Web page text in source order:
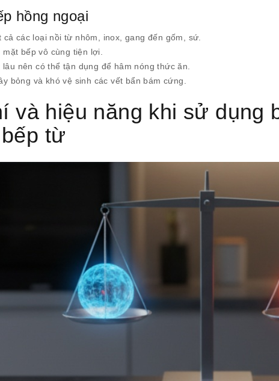
hồng ngoại
các loại nồi từ nhôm, inox, gang đến gốm, sứ.
bếp vô cùng tiện lợi.
nên có thể tận dụng để hâm nóng thức ăn.
bỏng và khó vệ sinh các vết bẩn bám cứng.
và hiệu năng khi sử dụng
từ